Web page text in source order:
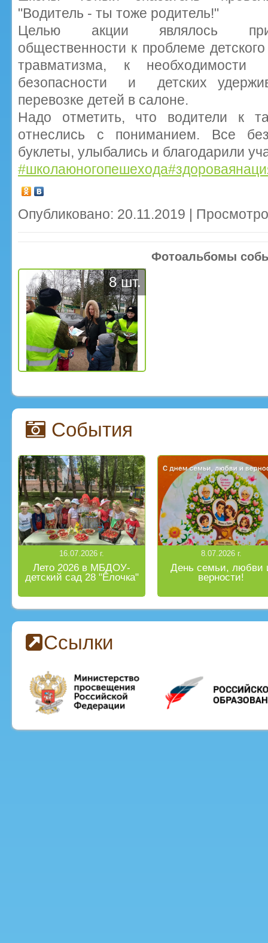
"Водитель - ты тоже родитель!"
Целью акции являлось
общественности к проблеме
травматизма, к
безопасности и детских
перевозке детей в салоне.
Надо отметить, что водители к
отнеслись с пониманием. Все
буклеты, улыбались и благодарили
#школаюногопешехода
Опубликовано: 20.11.2019 |
Фотоальбомы
8 шт.
События
16.07.2026 г.
Лето 2026 в МБДОУ-
детский сад 28 "Ёлочка"
8.07.2026 г.
День семьи, любви
верности!
Ссылки